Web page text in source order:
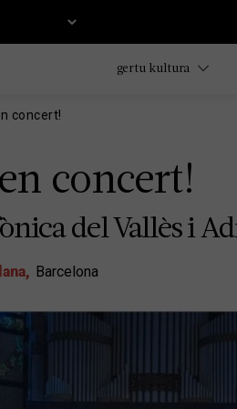
gertu kultura
concert!
concert!
del Vallès i
Barcelona